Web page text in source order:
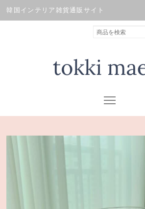
韓国インテリア雑貨通販サイト